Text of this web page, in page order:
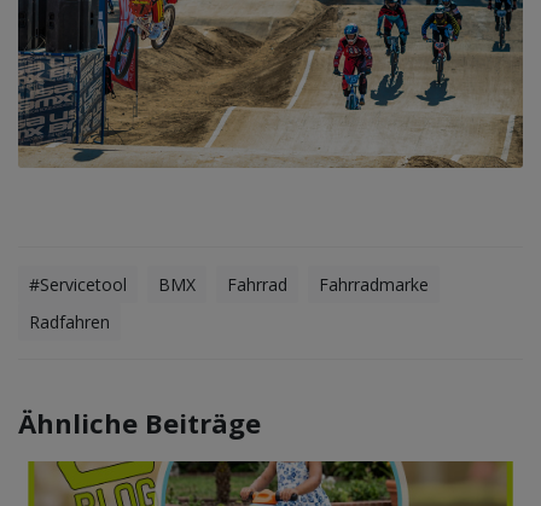
#Servicetool BMX Fahrrad
Fahrradmarke
Radfahren
Ähnliche Beiträge